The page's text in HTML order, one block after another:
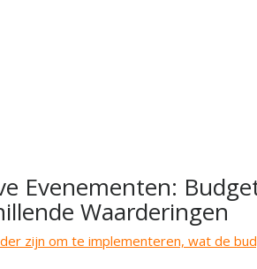
Evenementen:
Waarderingen
zijn om te implementeren, wat de